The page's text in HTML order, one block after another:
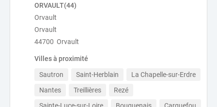
ORVAULT(44)
Orvault
Orvault
44700 Orvault
Villes à proximité
Sautron Saint-Herblain
La Chapelle-sur-Erdre
Nantes
Treillières
Rezé